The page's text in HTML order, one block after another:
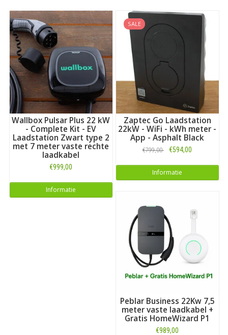
Wallbox Pulsar Plus 22 kW
- Complete Kit - EV
Laadstation Zwart type 2
met 7 meter vaste rechte
laadkabel
€999,00
Informatie
SALE
Zaptec Go Laadstation
22kW - WiFi - kWh meter -
App - Asphalt Black
€799,00 €594,00
Informatie
Peblar Business 22Kw 7,5
meter vaste laadkabel +
Gratis HomeWizard P1
€989,00